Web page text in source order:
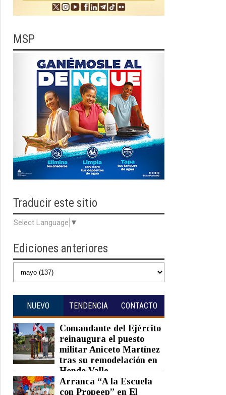
MSP
Traducir este sitio
Select Language ▼
Ediciones anteriores
NUEVO TENDENCIA CONTACTO
Comandante del Ejército
reinaugura el puesto
militar Aniceto Martínez
tras su remodelación en
Hondo Valle
Posted on 05 Aug 2026 - 0 Comments
Arranca “A la Escuela
con Propeep” en El